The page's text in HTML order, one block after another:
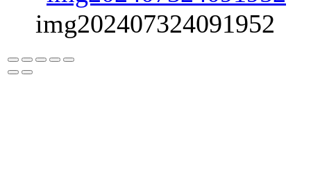
img202407324091952